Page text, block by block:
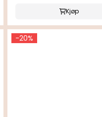
Kjøp
-20%